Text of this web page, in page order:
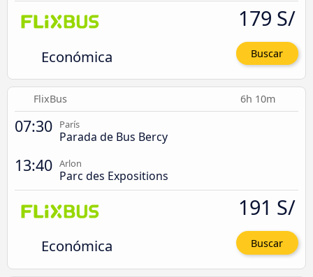
Económica
179 S/
Buscar
FlixBus 6h 10m
07:30 París
Parada de Bus Bercy
13:40 Arlon
Parc des Expositions
Económica
191 S/
Buscar